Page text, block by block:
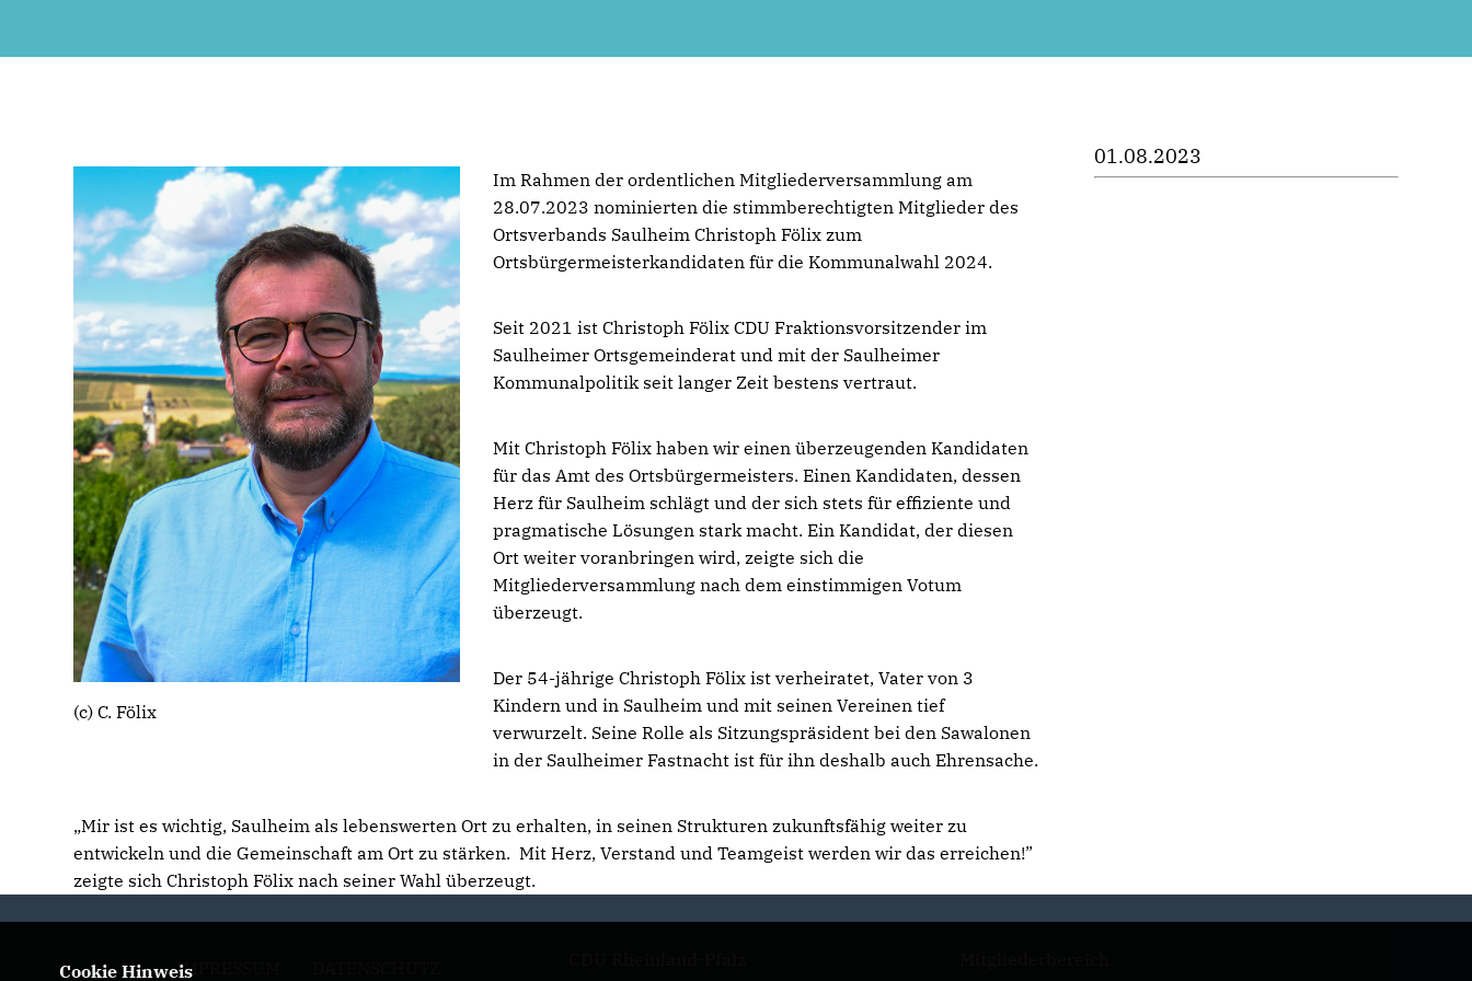
(c) C. Fölix
Im Rahmen der ordentlichen Mitgliederversammlung am
28.07.2023 nominierten die stimmberechtigten Mitglieder des
Ortsverbands Saulheim Christoph Fölix zum
Ortsbürgermeisterkandidaten für die Kommunalwahl 2024.
Seit 2021 ist Christoph Fölix CDU Fraktionsvorsitzender im
Saulheimer Ortsgemeinderat und mit der Saulheimer
Kommunalpolitik seit langer Zeit bestens vertraut.
Mit Christoph Fölix haben wir einen überzeugenden Kandidaten
für das Amt des Ortsbürgermeisters. Einen Kandidaten, dessen
Herz für Saulheim schlägt und der sich stets für effiziente und
pragmatische Lösungen stark macht. Ein Kandidat, der diesen
Ort weiter voranbringen wird, zeigte sich die
Mitgliederversammlung nach dem einstimmigen Votum
überzeugt.
Der 54-jährige Christoph Fölix ist verheiratet, Vater von 3
Kindern und in Saulheim und mit seinen Vereinen tief
verwurzelt. Seine Rolle als Sitzungspräsident bei den Sawalonen
in der Saulheimer Fastnacht ist für ihn deshalb auch Ehrensache.
Mir ist es wichtig, Saulheim als lebenswerten Ort zu erhalten, in seinen Strukturen zukunftsfähig weiter zu
entwickeln und die Gemeinschaft am Ort zu stärken. Mit Herz, Verstand und Teamgeist werden wir das erreichen!”
zeigte sich Christoph Fölix nach seiner Wahl überzeugt.
01.08.2023
IMPRESSUM
Cookie Hinweis